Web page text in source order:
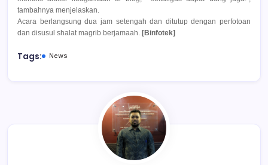
tambahnya menjelaskan.
Acara berlangsung dua jam setengah dan ditutup dengan perfotoan
dan disusul shalat magrib berjamaah. [Binfotek]
Tags: News